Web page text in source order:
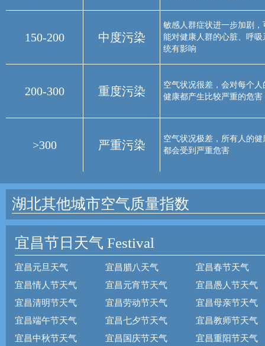
150-200 中度污染
敏感人群症状进一步加剧，
能对健康人群的心脏、呼吸
统有影响
200-300 重度污染
空气状况很差，会对每个人
健康都产生比较严重的危害
>300 严重污染
空气状况极差，所有人的健
都会受到严重危害
湖北其他城市空气质量指数
宜昌节日天气 Festival
宜昌元旦天气 宜昌腊八天气
宜昌春节天气
宜昌情人节天气
宜昌元宵节天气
宜昌愚人节天气
宜昌清明节天气
宜昌劳动节天气
宜昌母亲节天气
宜昌端午节天气
宜昌七夕节天气
宜昌教师节天气
宜昌中秋节天气
宜昌国庆节天气
宜昌重阳节天气